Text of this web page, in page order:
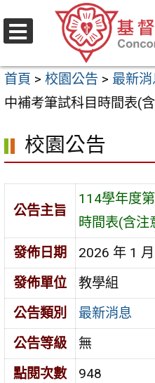
至
要
內
區
首頁 > 校園公告 > 最新消
中補考筆試科目時間表(
校園公告
公告主旨
114學年度
時間表(含注
發佈日期
2026 年 1
發佈單位
教學組
公告類別
最新消息
公告等級
無
點閱次數
948
選
單